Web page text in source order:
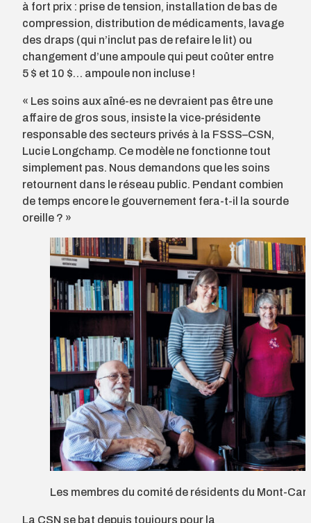
à fort prix : prise de tension, installation de bas de
compression, distribution de médicaments, lavage
des draps (qui n’inclut pas de refaire le lit) ou
changement d’une ampoule qui peut coûter entre
5 $ et 10 $… ampoule non incluse !
« Les soins aux aîné-es ne devraient pas être une
affaire de gros sous, insiste la vice-présidente
responsable des secteurs privés à la FSSS–CSN,
Lucie Longchamp. Ce modèle ne fonctionne tout
simplement pas. Nous demandons que les soins
retournent dans le réseau public. Pendant combien
de temps encore le gouvernement fera-t-il la sourde
oreille ? »
Les membres du comité de résidents du Mont-
La CSN se bat depuis toujours pour la